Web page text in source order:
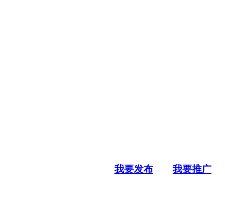
我要发布 我要推广